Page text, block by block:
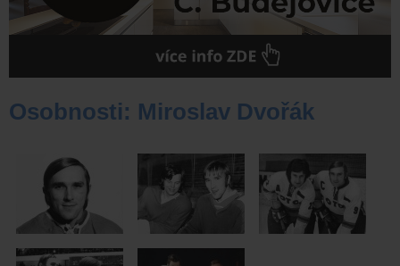
Osobnosti: Miroslav Dvořák